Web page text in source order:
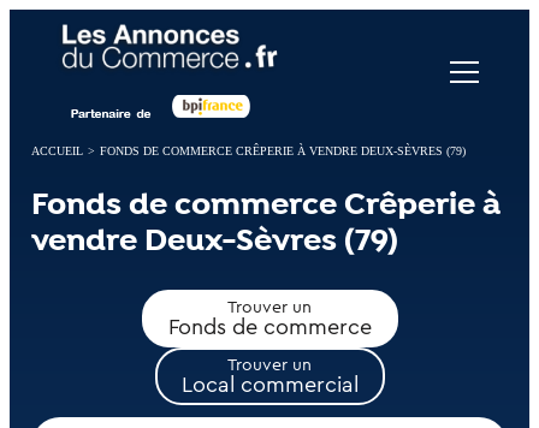
ACCUEIL > FONDS DE COMMERCE CRÊPERIE À VENDRE DEUX-SÈVRES (79)
Fonds de commerce Crêperie à
vendre Deux-Sèvres (79)
Trouver un
Fonds de commerce
Trouver un
Local commercial
Panneau de gestion des cookies